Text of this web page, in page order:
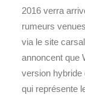
2016 verra
rumeurs
via le site
annoncent que
version hybride
qui représente